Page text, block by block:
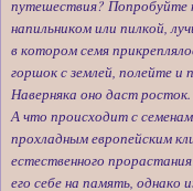
путешествия? Попробуйте
напильником или пилкой,
в котором семя
горшок с землей, полейте и
Наверняка оно даст росток.
А что происходит с
прохладным европейским
естественного
его себе на память, однако